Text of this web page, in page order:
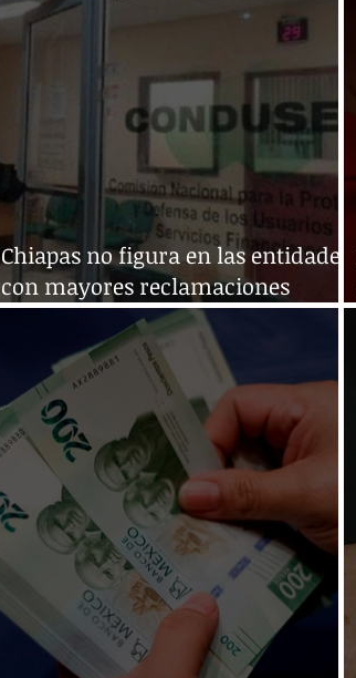
Chiapas no figura en las entidades
con mayores reclamaciones
bancarias